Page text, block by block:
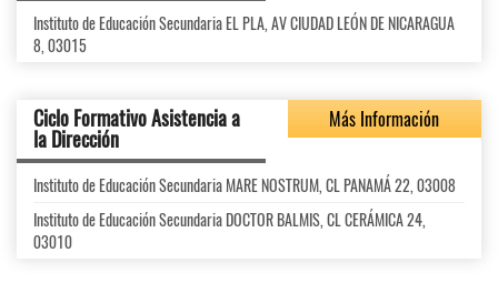
Instituto de Educación Secundaria EL PLA, AV CIUDAD LEÓN DE NICARAGUA
8, 03015
Ciclo Formativo Asistencia a
la Dirección
Más Información
Instituto de Educación Secundaria MARE NOSTRUM, CL PANAMÁ 22, 03008
Instituto de Educación Secundaria DOCTOR BALMIS, CL CERÁMICA 24,
03010